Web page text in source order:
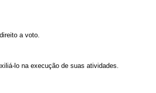
a voto.
lo na execução de suas atividades.